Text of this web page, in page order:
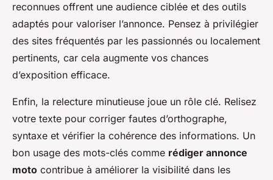
reconnues offrent une audience ciblée et des outils
adaptés pour valoriser l’annonce. Pensez à privilégier
des sites fréquentés par les passionnés ou localement
pertinents, car cela augmente vos chances
d’exposition efficace.
Enfin, la relecture minutieuse joue un rôle clé. Relisez
votre texte pour corriger fautes d’orthographe,
syntaxe et vérifier la cohérence des informations. Un
bon usage des mots-clés comme rédiger annonce
moto contribue à améliorer la visibilité dans les